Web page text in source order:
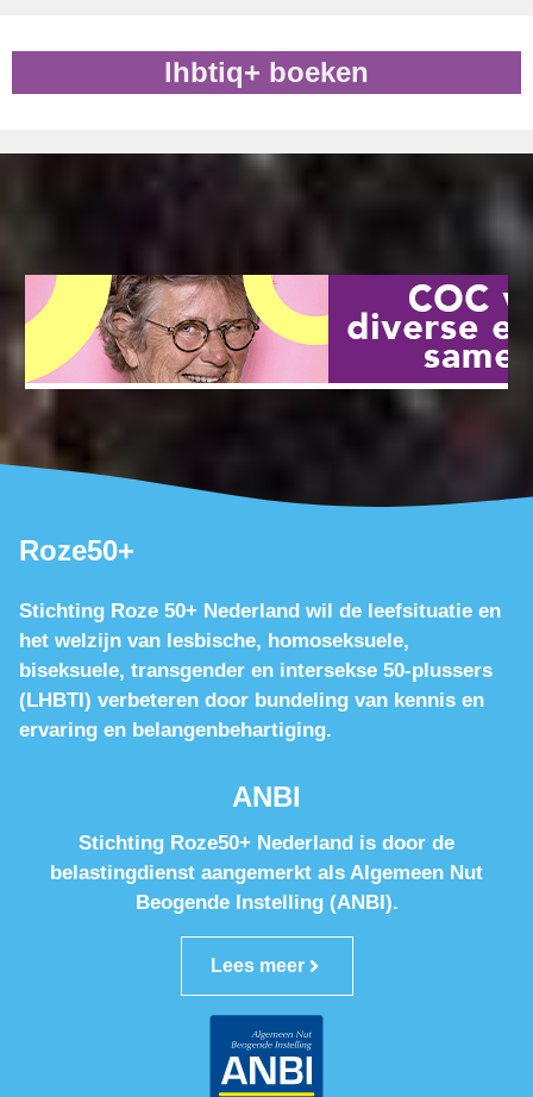
lhbtiq+ boeken
Roze50+
Stichting Roze 50+ Nederland wil de leefsituatie en
het welzijn van lesbische, homoseksuele,
biseksuele, transgender en intersekse 50-plussers
(LHBTI) verbeteren door bundeling van kennis en
ervaring en belangenbehartiging.
ANBI
Stichting Roze50+ Nederland is door de
belastingdienst aangemerkt als Algemeen Nut
Beogende Instelling (ANBI).
Lees meer